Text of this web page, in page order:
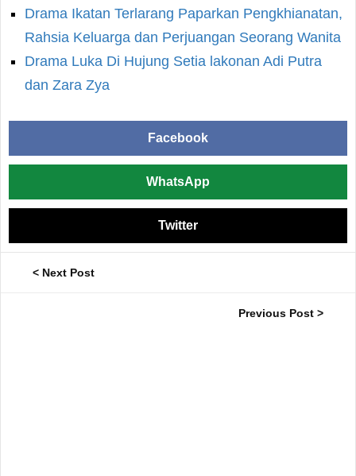
Drama Ikatan Terlarang Paparkan Pengkhianatan,
Rahsia Keluarga dan Perjuangan Seorang Wanita
Drama Luka Di Hujung Setia lakonan Adi Putra
dan Zara Zya
Facebook
WhatsApp
Twitter
< Next Post
Previous Post >